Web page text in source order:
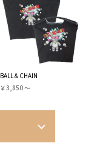
BALL＆CHAIN
￥3,850 〜